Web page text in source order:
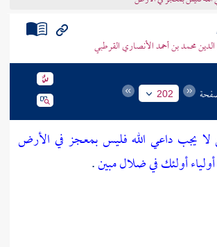
محمد بن أحمد الأنصاري القرطبي
202
يجب داعي الله فليس بمعجز في الأرض
أولئك في ضلال مبين.